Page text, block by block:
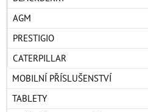
AGM
PRESTIGIO
CATERPILLAR
MOBILNÍ PŘÍSLUŠENSTVÍ
TABLETY